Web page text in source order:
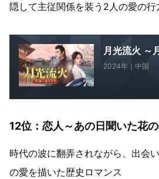
隠して主従関係を装う2人の愛の行
月光流火 ～
2024年｜中国
12位：恋人～あの日聞いた花
時代の波に翻弄されながら、出会
の愛を描いた歴史ロマンス